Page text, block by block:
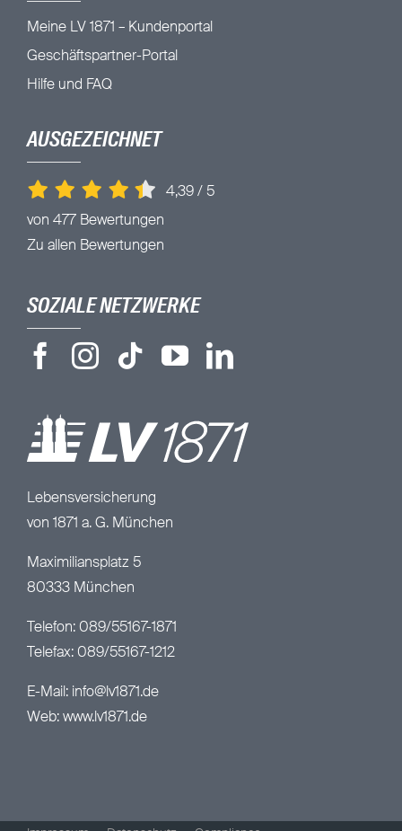
Meine LV 1871 – Kundenportal
Geschäftspartner-Portal
Hilfe und FAQ
AUSGEZEICHNET
4,39/ 5
von 477 Bewertungen
Zu allen Bewertungen
SOZIALE NETZWERKE
Lebensversicherung
von 1871 a. G. München
Maximiliansplatz 5
80333 München
Telefon: 089/55167-1871
Telefax: 089/55167-1212
E-Mail: info@lv1871.de
Web: www.lv1871.de